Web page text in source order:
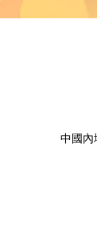
中國內